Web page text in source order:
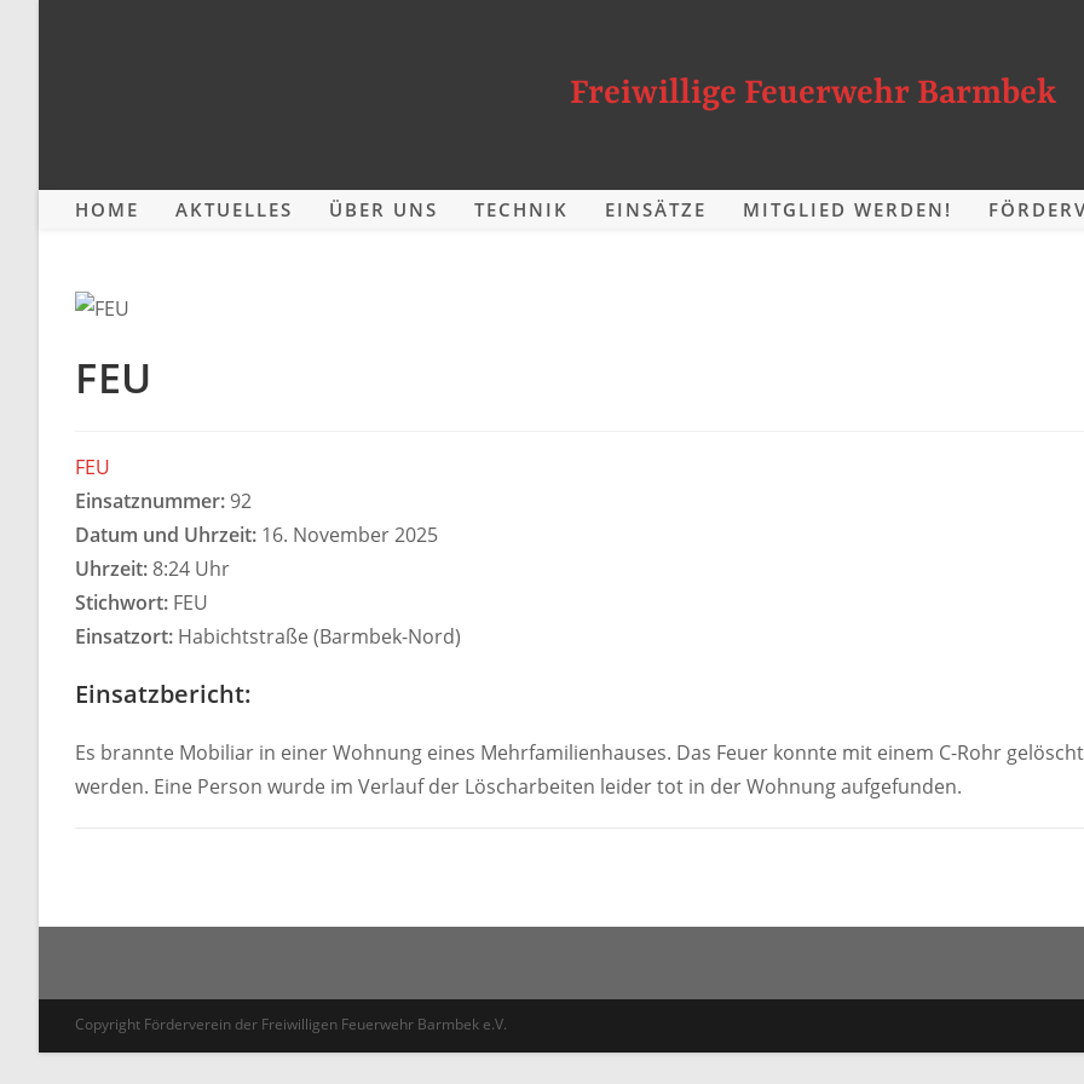
Freiwillige Feuerwehr Barmbek
HOME AKTUELLES ÜBER UNS TECHNIK EINSÄTZE MITGLIED WERDEN!
FEU
FEU
Einsatznummer: 92
Datum und Uhrzeit: 16. November 2025
Uhrzeit: 8:24 Uhr
Stichwort: FEU
Einsatzort: Habichtstraße (Barmbek-Nord)
Einsatzbericht:
Es brannte Mobiliar in einer Wohnung eines Mehrfamilienhauses. Das Feuer konnte mit einem C-Rohr gelöscht
werden. Eine Person wurde im Verlauf der Löscharbeiten leider tot in der Wohnung aufgefunden.
Copyright Förderverein der Freiwilligen Feuerwehr Barmbek e.V.